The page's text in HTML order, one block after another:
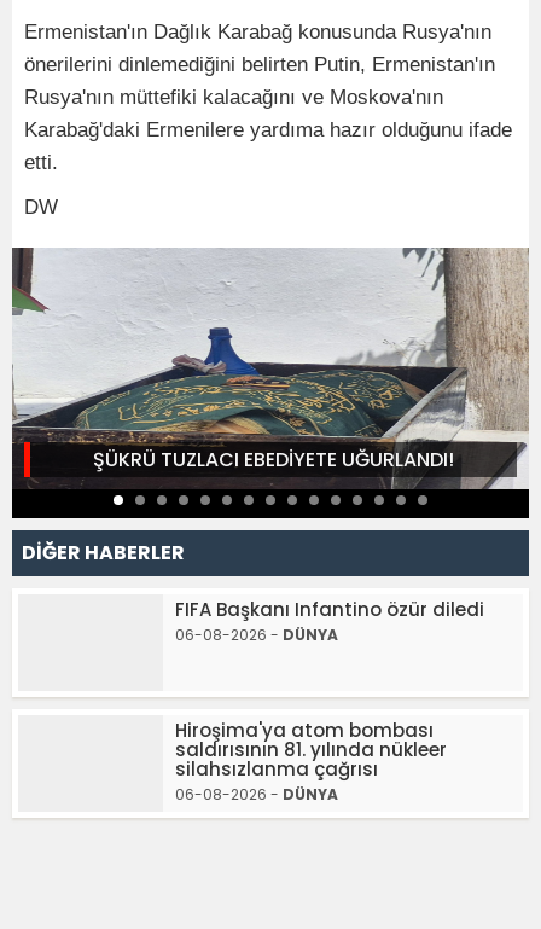
Ermenistan'ın Dağlık Karabağ konusunda Rusya'nın
önerilerini dinlemediğini belirten Putin, Ermenistan'ın
Rusya'nın müttefiki kalacağını ve Moskova'nın
Karabağ'daki Ermenilere yardıma hazır olduğunu ifade
etti.
DW
ŞÜKRÜ TUZLACI EBEDİYETE UĞURLANDI!
DİĞER HABERLER
FIFA Başkanı Infantino özür diledi
06-08-2026 - DÜNYA
Hiroşima'ya atom bombası
saldırısının 81. yılında nükleer
silahsızlanma çağrısı
06-08-2026 - DÜNYA